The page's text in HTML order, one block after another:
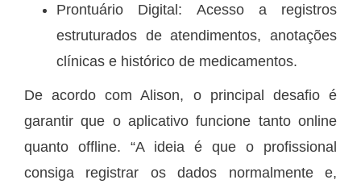
Prontuário Digital: Acesso a registros
estruturados de atendimentos, anotações
clínicas e histórico de medicamentos.
De acordo com Alison, o principal desafio é
garantir que o aplicativo funcione tanto online
quanto offline. “A ideia é que o profissional
consiga registrar os dados normalmente e,